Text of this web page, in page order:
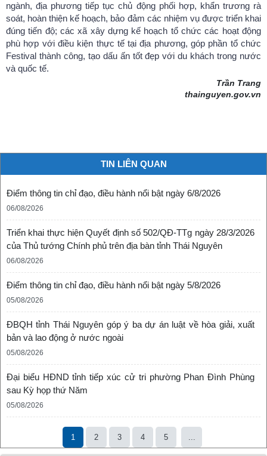
ngành, địa phương tiếp tục chủ động phối hợp, khẩn trương rà
soát, hoàn thiện kế hoạch, bảo đảm các nhiệm vụ được triển khai
đúng tiến độ; các xã xây dựng kế hoạch tổ chức các hoạt động
phù hợp với điều kiện thực tế tại địa phương, góp phần tổ chức
Festival thành công, tạo dấu ấn tốt đẹp với du khách trong nước
và quốc tế.
Trần Trang
thainguyen.gov.vn
TIN LIÊN QUAN
Điểm thông tin chỉ đạo, điều hành nổi bật ngày 6/8/2026
06/08/2026
Triển khai thực hiện Quyết định số 502/QĐ-TTg ngày 28/3/2026
của Thủ tướng Chính phủ trên địa bàn tỉnh Thái Nguyên
06/08/2026
Điểm thông tin chỉ đạo, điều hành nổi bật ngày 5/8/2026
05/08/2026
ĐBQH tỉnh Thái Nguyên góp ý ba dự án luật về hòa giải, xuất
bản và lao động ở nước ngoài
05/08/2026
Đại biểu HĐND tỉnh tiếp xúc cử tri phường Phan Đình Phùng
sau Kỳ họp thứ Năm
05/08/2026
1 2 3 4 5 ...